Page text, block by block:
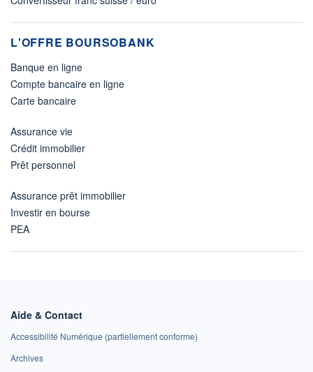
L'OFFRE BOURSOBANK
Banque en ligne
Compte bancaire en ligne
Carte bancaire
Assurance vie
Crédit immobilier
Prêt personnel
Assurance prêt immobilier
Investir en bourse
PEA
Aide & Contact
Accessibilité Numérique (partiellement conforme)
Archives